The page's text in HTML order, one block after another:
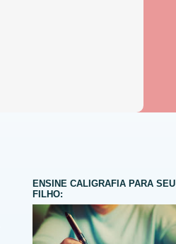
ENSINE CALIGRAFIA PARA SEU
FILHO: